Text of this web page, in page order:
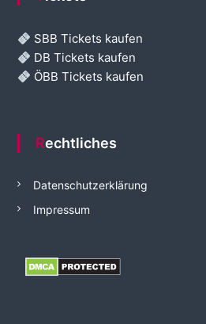
SBB Tickets kaufen
DB Tickets kaufen
ÖBB Tickets kaufen
Rechtliches
Datenschutzerklärung
Impressum